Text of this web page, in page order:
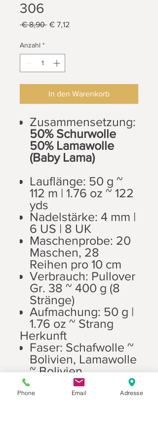
306
€ 8,90 Standardpreis
€ 7,12
Anzahl *
In den Warenkorb
Zusammensetzung:
50% Schurwolle
50% Lamawolle
(Baby Lama)
Lauflänge: 50 g ~
112 m | 1.76 oz ~ 122
yds
Nadelstärke: 4 mm |
6 US | 8 UK
Maschenprobe: 20
Maschen, 28
Reihen pro 10 cm
Verbrauch: Pullover
Gr. 38 ~ 400 g (8
Stränge)
Aufmachung: 50 g |
1.76 oz ~ Strang
Herkunft
Faser: Schafwolle ~
Bolivien, Lamawolle
~ Bolivien
Versponnen: Bolivie
n
Phone Email Adresse